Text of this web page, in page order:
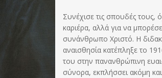
Συνέχισε τις σπουδές τους,
καριέρα, αλλά για να
συνάνθρωπο Χριστό. Η
αναισθησία κατέπληξε το
του στην πανανθρώπινη
σύνορα, εκπλήσσει ακόμη